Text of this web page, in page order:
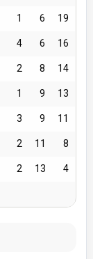
1 6 19
4 6 16
2 8 14
1 9 13
3 9 11
2 11 8
2 13 4